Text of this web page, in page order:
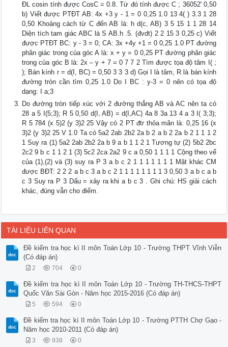
ĐL cosin tính được CosC = 0.8. Từ đó tính được C ; 36052' 0,50
b) Viết được PTĐT AB: 4x +3 y - 1 = 0 0,25 1.0 13 4( ) 3.3 1 28
0,50 Khoảng cách từ C đến AB là: h d(c, AB) 3 5 15 1 1 28 14
Diện tích tam giác ABC là S AB.h .5. (đvdt) 2 2 15 3 0,25 c) Viết
được PTĐT BC: y - 3 = 0; CA: 3x +4y +1 = 0 0,25 1.0 PT đường
phân giác trong của góc A là: x + y = 0 0,25 PT đường phân giác
trong của góc B là: 2x – y + 7 = 0 7 7 2 Tìm được tọa độ tâm I( ;
); Bán kính r = d(I, BC) = 0,50 3 3 3 d) Gọi I là tâm, R là bán kính
đường tròn cần tìm 0,25 1.0 Do I BC : y-3 = 0 nên có tọa độ
dạng: I a;3
Do đường tròn tiếp xúc với 2 đường thẳng AB và AC nên ta có
28 a 5 I(5;3); R 5 0,50 d(I, AB) = d(I,AC) 4a 8 3a 13 4 a 3 I( 3;3);
R 5 784 (x 5)2 (y 3)2 25 Vậy có 2 PT đtr thỏa mãn là: 0,25 16 (x
3)2 (y 3)2 25 V 1.0 Ta có 5a2 2ab 2b2 2a b 2 a b 2 2a b 2 1 1 1 2
1 Suy ra (1) 5a2 2ab 2b2 2a b 9 a b 1 1 2 1 Tương tự (2) 5b2 2bc
2c2 9 b c 1 1 2 1 (3) 5c2 2ca 2a2 9 c a 0,50 1 1 1 1 Cộng theo vế
của (1),(2) và (3) suy ra P 3 a b c 2 1 1 1 1 1 1 1 Mặt khác CM
được BĐT: 2 2 2 a b c 3 a b c 2 1 1 1 1 1 1 1 1 3 0,50 3 a b c a b
c 3 Suy ra P 3 Dấu = xảy ra khi a b c 3 . Ghi chú: HS giải cách
khác, đúng vẫn cho điểm.
TÀI LIỆU LIÊN QUAN
Đề kiểm tra học kì II môn Toán Lớp 10 - Trường THPT Vĩnh Viễn
(Có đáp án)
2 704 0
Đề kiểm tra học kì II môn Toán Lớp 10 - Trường TH-THCS-THPT
Quốc Văn Sài Gòn - Năm học 2015-2016 (Có đáp án)
5 594 0
Đề kiểm tra học kì II môn Toán Lớp 10 - Trường PTTH Chợ Gạo -
Năm học 2010-2011 (Có đáp án)
3 938 0